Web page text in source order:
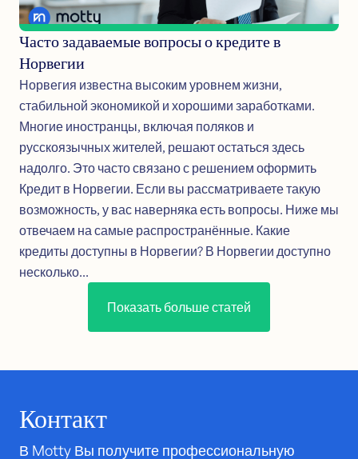
Часто задаваемые вопросы о кредите в
Норвегии
Норвегия известна высоким уровнем жизни,
стабильной экономикой и хорошими заработками.
Многие иностранцы, включая поляков и
русскоязычных жителей, решают остаться здесь
надолго. Это часто связано с решением оформить
Кредит в Норвегии. Если вы рассматриваете такую
возможность, у вас наверняка есть вопросы. Ниже мы
отвечаем на самые распространённые. Какие
кредиты доступны в Норвегии? В Норвегии доступно
несколько...
Показать больше статей
Контакт
В Motty Вы получите профессиональную